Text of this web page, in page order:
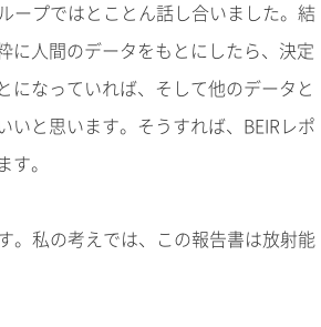
ープではとことん話し合いました。結
に人間のデータをもとにしたら、決定
になっていれば、そして他のデータと
と思います。そうすれば、BEIRレポ
。
。私の考えでは、この報告書は放射能